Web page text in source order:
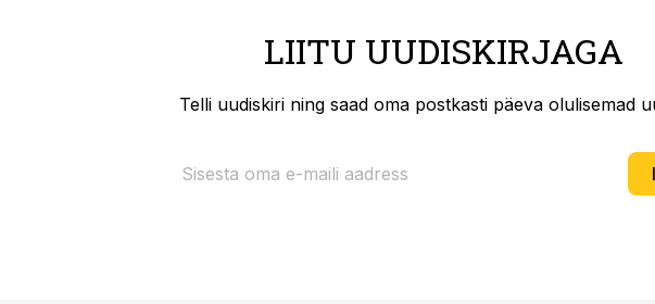
LIITU UUDISKIRJAGA
Telli uudiskiri ning saad oma postkasti päeva olulisemad